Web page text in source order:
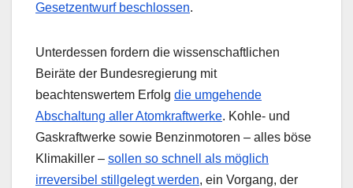
Gesetzentwurf beschlossen.
Unterdessen fordern die wissenschaftlichen
Beiräte der Bundesregierung mit
beachtenswertem Erfolg die umgehende
Abschaltung aller Atomkraftwerke. Kohle- und
Gaskraftwerke sowie Benzinmotoren – alles böse
Klimakiller – sollen so schnell als möglich
irreversibel stillgelegt werden, ein Vorgang, der